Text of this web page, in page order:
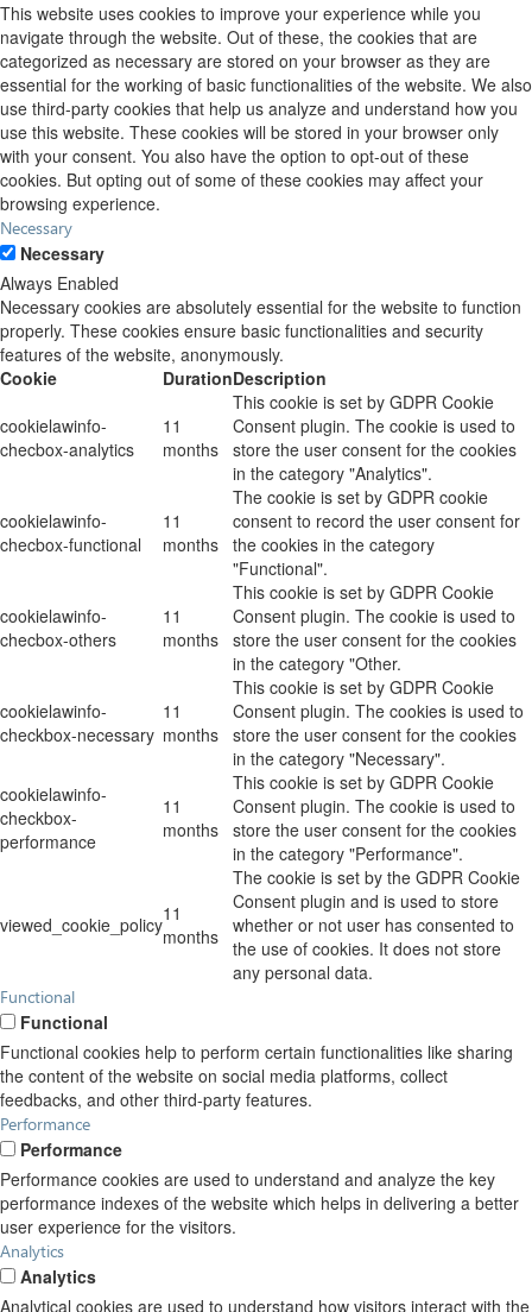
This website uses cookies to improve your experience while you
navigate through the website. Out of these, the cookies that are
categorized as necessary are stored on your browser as they are
essential for the working of basic functionalities of the website. We also
use third-party cookies that help us analyze and understand how you
use this website. These cookies will be stored in your browser only
with your consent. You also have the option to opt-out of these
cookies. But opting out of some of these cookies may affect your
browsing experience.
Necessary
Necessary
Always Enabled
Necessary cookies are absolutely essential for the website to function
properly. These cookies ensure basic functionalities and security
features of the website, anonymously.
Cookie
DurationDescription
cookielawinfo-
checbox-analytics
11
months
This cookie is set by GDPR Cookie
Consent plugin. The cookie is used to
store the user consent for the cookies
in the category "Analytics".
cookielawinfo-
checbox-functional
11
months
The cookie is set by GDPR cookie
consent to record the user consent for
the cookies in the category
"Functional".
cookielawinfo-
checbox-others
11
months
This cookie is set by GDPR Cookie
Consent plugin. The cookie is used to
store the user consent for the cookies
in the category "Other.
cookielawinfo-
checkbox-necessary
11
months
This cookie is set by GDPR Cookie
Consent plugin. The cookies is used to
store the user consent for the cookies
in the category "Necessary".
cookielawinfo-
checkbox-
performance
11
months
This cookie is set by GDPR Cookie
Consent plugin. The cookie is used to
store the user consent for the cookies
in the category "Performance".
viewed_cookie_policy11
months
The cookie is set by the GDPR Cookie
Consent plugin and is used to store
whether or not user has consented to
the use of cookies. It does not store
any personal data.
Functional
Functional
Functional cookies help to perform certain functionalities like sharing
the content of the website on social media platforms, collect
feedbacks, and other third-party features.
Performance
Performance
Performance cookies are used to understand and analyze the key
performance indexes of the website which helps in delivering a better
user experience for the visitors.
Analytics
Analytics
Analytical cookies are used to understand how visitors interact with the